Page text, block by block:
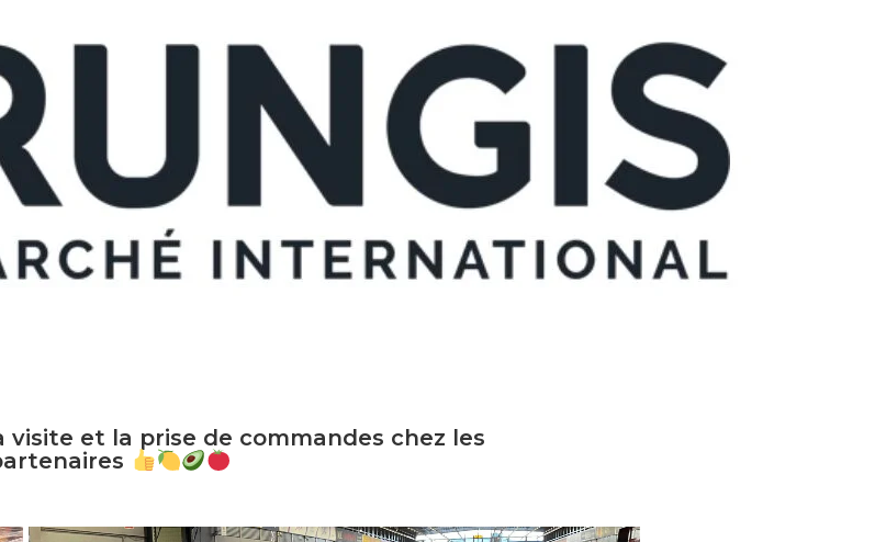
et la prise de commandes chez les